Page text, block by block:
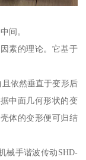
间。
素的理论。它基于
依然垂直于变形后
中面几何形状的变
体的变形便可归结
械手谐波传动SHD-